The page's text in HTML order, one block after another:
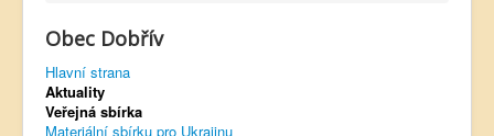
Hlavní strana
Kontakt
Úřední deska
Obec Dobřív
Hlavní strana
Aktuality
Veřejná sbírka
Materiální sbírku pro Ukrajinu